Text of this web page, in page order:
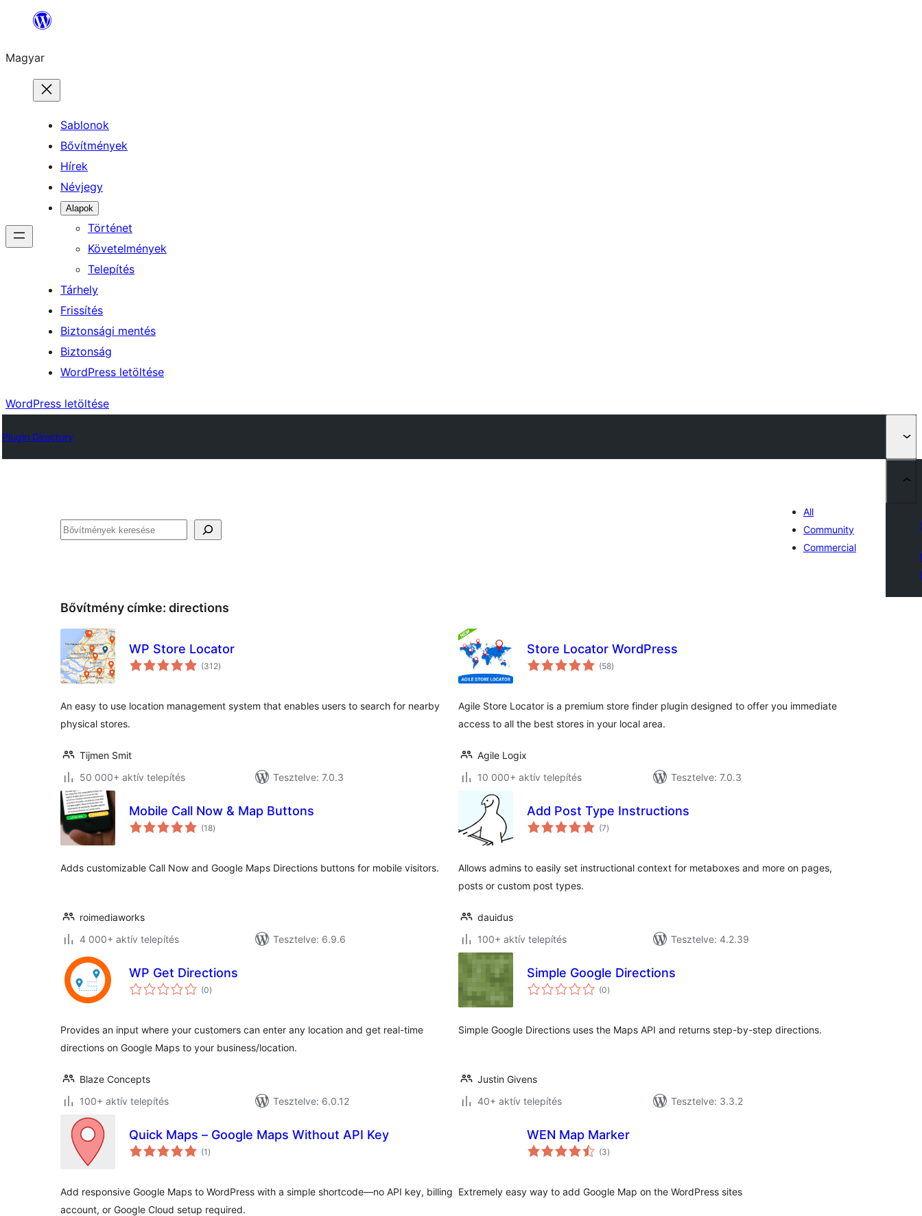
Ugrás
tartalomhoz
Magyar
Sablonok
Bővítmények
Hírek
Névjegy
Alapok
Történet
Követelmények
Telepítés
Tárhely
Frissítés
Biztonsági mentés
Biztonság
WordPress letöltése
WordPress letöltése
Plugin Directory
Keresés
All
Community
Commercial
Bővítmény címke: directions
WP Store Locator
(312értékelés
összesen
)
An easy to use location management system that enables users to search for nearby
physical stores.
Tijmen Smit
50 000+ aktív telepítés
Tesztelve: 7.0.3
Store Locator WordPress
(58értékelés
összesen
)
Agile Store Locator is a premium store finder plugin designed to offer you immediate
access to all the best stores in your local area.
Agile Logix
10 000+ aktív telepítés
Tesztelve: 7.0.3
Mobile Call Now & Map Buttons
(18értékelés
összesen
)
Adds customizable Call Now and Google Maps Directions buttons for mobile visitors.
roimediaworks
4 000+ aktív telepítés
Tesztelve: 6.9.6
Add Post Type Instructions
(7értékelés
összesen
)
Allows admins to easily set instructional context for metaboxes and more on pages,
posts or custom post types.
dauidus
100+ aktív telepítés
Tesztelve: 4.2.39
WP Get Directions
(0értékelés
összesen
)
Provides an input where your customers can enter any location and get real-time
directions on Google Maps to your business/location.
Blaze Concepts
100+ aktív telepítés
Tesztelve: 6.0.12
Simple Google Directions
(0értékelés
összesen
)
Simple Google Directions uses the Maps API and returns step-by-step directions.
Justin Givens
40+ aktív telepítés
Tesztelve: 3.3.2
Quick Maps – Google Maps Without API Key
(1 értékelés
összesen
)
Add responsive Google Maps to WordPress with a simple shortcode—no API key, billing
account, or Google Cloud setup required.
WEN Map Marker
(3értékelés
összesen
)
Extremely easy way to add Google Map on the WordPress sites